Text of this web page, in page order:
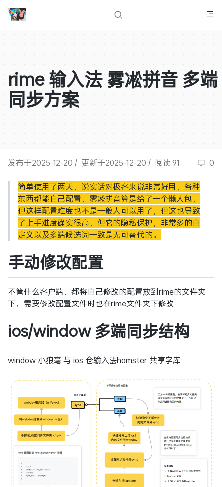
rime 输入法 雾凇拼音 多端
同步方案
发布于2025-12-20 / 更新于2025-12-20 / 阅读 91 0
简单使用了两天，说实话对极客来说非常好用，各种
东西都能自己配置，雾凇拼音算是给了一个懒人包，
但这样配置难度也不是一般人可以用了，但这也导致
了上手难度确实很高，但它的隐私保护，非常多的自
定义以及多端候选词一致是无可替代的。
手动修改配置
不管什么客户端，都将自己修改的配置放到rime的文件夹
下，需要修改配置文件时也在rime文件夹下修改
ios/window 多端同步结构
window 小狼毫 与 ios 仓输入法hamster 共享字库